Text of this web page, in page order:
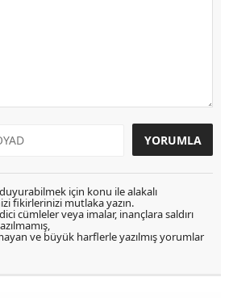
için konu ile alakalı
fikirlerinizi mutlaka yazın.
cümleler veya imalar, inançlara saldırı
ve büyük harflerle yazılmış yorumlar